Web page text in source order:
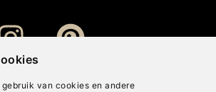
van cookies en andere